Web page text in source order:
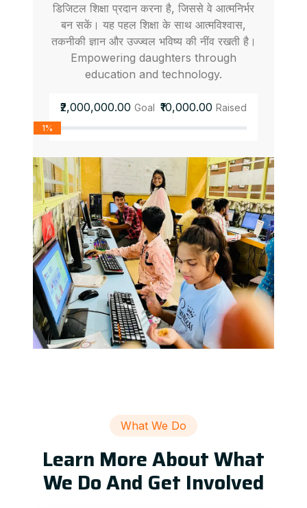
डिजिटल शिक्षा प्रदान करना है, जिससे वे आत्मनिर्भर
बन सकें। यह पहल शिक्षा के साथ आत्मविश्वास,
तकनीकी ज्ञान और उज्ज्वल भविष्य की नींव रखती है।
Empowering daughters through
education and technology.
₹2,000,000.00 Goal ₹10,000.00 Raised
1%
What We Do
Learn More About What
We Do And Get Involved